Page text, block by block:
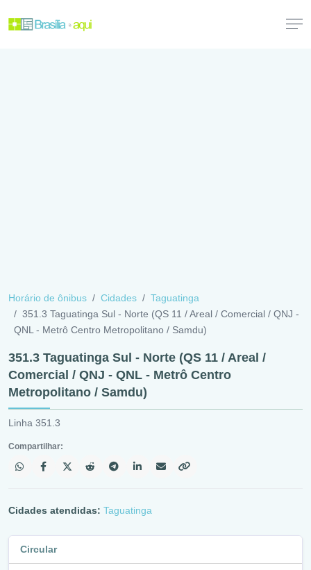
Horário de ônibus Cidades
Taguatinga
351.3 Taguatinga Sul - Norte (QS 11 / Areal / Comercial / QNJ -
QNL - Metrô Centro Metropolitano / Samdu)
351.3 Taguatinga Sul - Norte (QS 11 / Areal /
Comercial / QNJ - QNL - Metrô Centro
Metropolitano / Samdu)
Linha 351.3
Compartilhar:
Cidades atendidas: Taguatinga
Circular